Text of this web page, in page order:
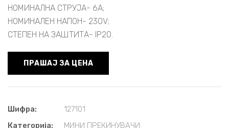
НОМИНАЛНА СТРУЈА- 6A;
НОМИНАЛЕН НАПОН- 230V;
СТЕПЕН НА ЗАШТИТА- IP20.
ПРАШАЈ ЗА ЦЕНА
Шифра:
127101
Категорија:
МИНИ ПРЕКИНУВАЧИ